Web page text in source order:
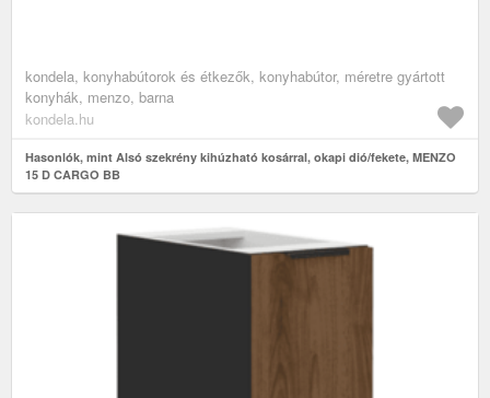
kondela, konyhabútorok és étkezők, konyhabútor, méretre gyártott
konyhák, menzo, barna
kondela.hu
Hasonlók, mint Alsó szekrény kihúzható kosárral, okapi dió/fekete, MENZO
15 D CARGO BB